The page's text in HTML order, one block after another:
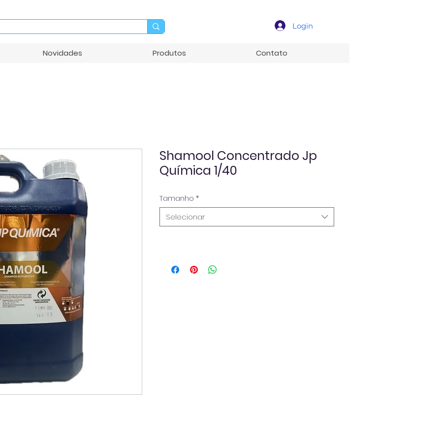
Login
Novidades Produtos Contato
Shamool Concentrado Jp
Química 1/40
Tamanho *
Selecionar